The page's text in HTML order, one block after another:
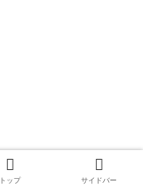
トップ サイドバー